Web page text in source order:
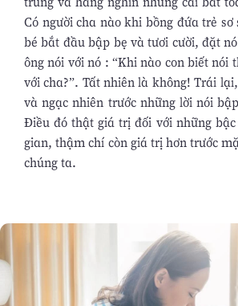
Có người cha nào khi bồng đứa trẻ
bé bắt đầu bập bẹ và tươi cười, đặt
ông nói với nó : “Khi nào con biết nói
với cha?”. Tất nhiên là không! Trái
và ngạc nhiên trước những lời nói
Điều đó thật giá trị đối với những
gian, thậm chí còn giá trị hơn trước
chúng ta.